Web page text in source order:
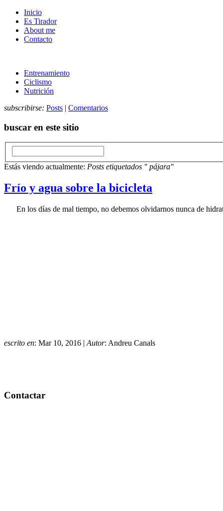
Inicio
Es Tirador
About me
Contacto
Entrenamiento
Ciclismo
Nutrición
subscribirse: Posts | Comentarios
buscar en este sitio
Estás viendo actualmente: Posts etiquetados " pájara"
Frío y agua sobre la bicicleta
En los días de mal tiempo, no debemos olvidarnos nunca de
escrito en: Mar 10, 2016 | Autor: Andreu Canals
Contactar